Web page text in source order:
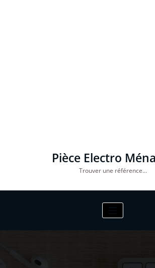
Pièce Electro
Trouver une référence…